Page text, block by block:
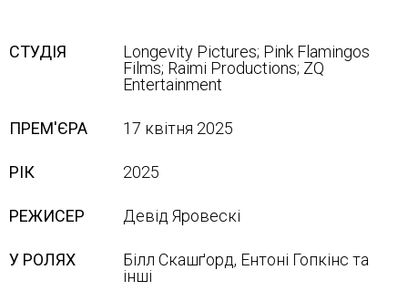
СТУДІЯ
Longevity Pictures; Pink Flamingos
Films; Raimi Productions; ZQ
Entertainment
ПРЕМ'ЄРА 17 квітня 2025
РІК 2025
РЕЖИСЕР Девід Яровескі
У РОЛЯХ
Білл Скашґорд, Ентоні Гопкінс та
інші